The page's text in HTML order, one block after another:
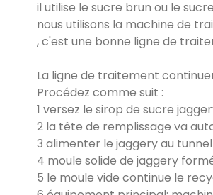
il utilise le sucre brun ou le
nous utilisons la machine de
, c'est une bonne ligne de
La ligne de traitement
Procédez comme suit :
1 versez le sirop de sucre
2 la tête de remplissage va
3 alimenter le jaggery au
4 moule solide de jaggery
5 le moule vide continue le